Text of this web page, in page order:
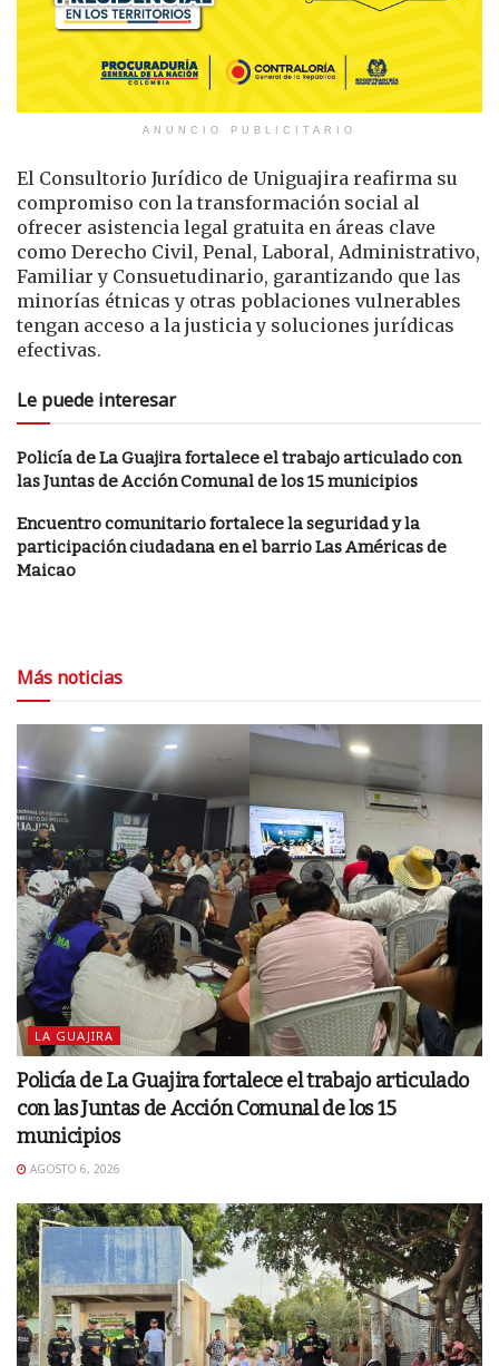
ANUNCIO PUBLICITARIO
El Consultorio Jurídico de Uniguajira reafirma su
compromiso con la transformación social al
ofrecer asistencia legal gratuita en áreas clave
como Derecho Civil, Penal, Laboral, Administrativo,
Familiar y Consuetudinario, garantizando que las
minorías étnicas y otras poblaciones vulnerables
tengan acceso a la justicia y soluciones jurídicas
efectivas.
Le puede interesar
Policía de La Guajira fortalece el trabajo articulado con
las Juntas de Acción Comunal de los 15 municipios
Encuentro comunitario fortalece la seguridad y la
participación ciudadana en el barrio Las Américas de
Maicao
Más noticias
LA GUAJIRA
Policía de La Guajira fortalece el trabajo articulado
con las Juntas de Acción Comunal de los 15
municipios
AGOSTO 6, 2026